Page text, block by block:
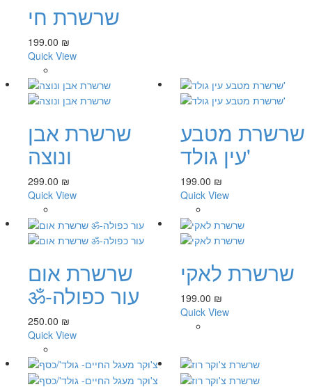
שרשרת חי
199.00 ₪
Quick View
שרשרת מטבע
עין גולד'
199.00 ₪
Quick View
שרשרת אבן
ונוצה
299.00 ₪
Quick View
שרשרת לאקי
199.00 ₪
Quick View
שרשרת אום
ॐ-עור כפולה
250.00 ₪
Quick View